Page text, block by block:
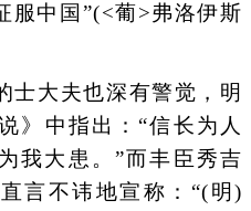
服中国”(<葡>弗洛伊斯
大夫也深有警觉，明
》中指出：“信长为人
我大患。”而丰臣秀吉
言不讳地宣称：“(明)